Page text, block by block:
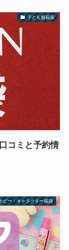
子ども服福袋
コミと予約情
ビー・キャラクター福袋